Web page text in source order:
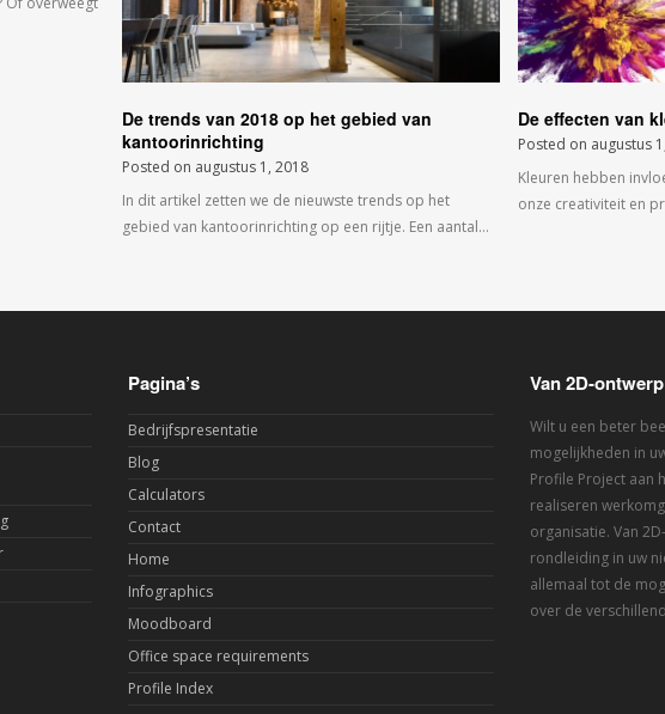
De trends van 2018 op het gebied van
kantoorinrichting
Posted on augustus 1, 2018
In dit artikel zetten we de nieuwste trends op het
gebied van kantoorinrichting op een rijtje. Een aantal…
De effecten van
Posted on augustus
Kleuren hebben
onze creativiteit en
Pagina’s
Bedrijfspresentatie
Blog
Calculators
Contact
Home
Infographics
Moodboard
Office space requirements
Profile Index
Van 2D-
Wilt u een beter
mogelijkheden in
Profile Project aan
realiseren
organisatie. Van
rondleiding in uw
allemaal tot de
over de